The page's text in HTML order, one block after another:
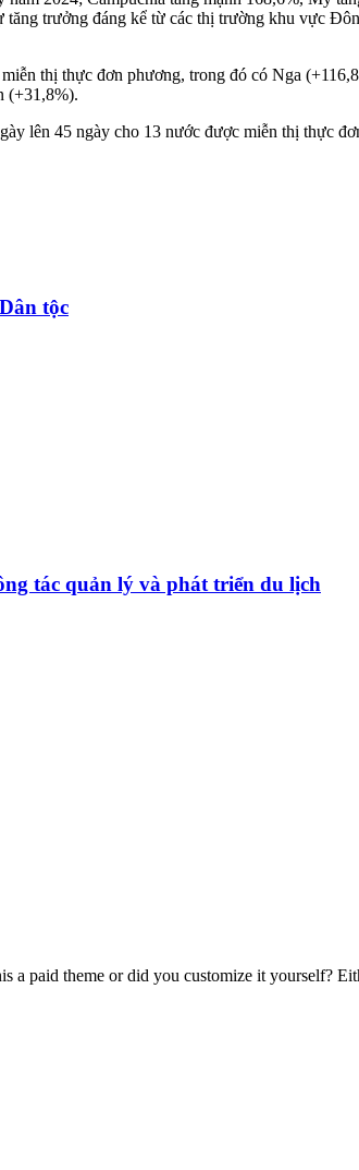
trưởng đáng kể từ các thị trường khu vực
thị thực đơn phương, trong đó có Nga
(+31,8%).
lên 45 ngày cho 13 nước được miễn thị thực
tộc
tác quản lý và phát triển du lịch
paid theme or did you customize it yourself?